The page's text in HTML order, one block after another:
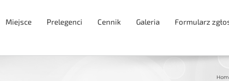
Miejsce Prelegenci Cennik Galeria Formularz